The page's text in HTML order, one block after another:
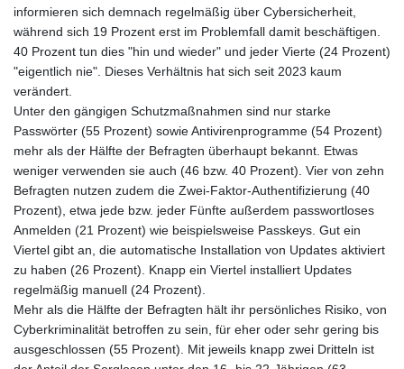
JEP 0.856369
JOD 0.816908
4683.238048
KMF 491.993323
LAK
26082.966454
LBP
103373.346556
informieren sich demnach regelmäßig über Cybersicherheit,
während sich 19 Prozent erst im Problemfall damit beschäftigen.
40 Prozent tun dies "hin und wieder" und jeder Vierte (24 Prozent)
"eigentlich nie". Dieses Verhältnis hat sich seit 2023 kaum
verändert.
Unter den gängigen Schutzmaßnahmen sind nur starke
Passwörter (55 Prozent) sowie Antivirenprogramme (54 Prozent)
mehr als der Hälfte der Befragten überhaupt bekannt. Etwas
weniger verwenden sie auch (46 bzw. 40 Prozent). Vier von zehn
Befragten nutzen zudem die Zwei-Faktor-Authentifizierung (40
Prozent), etwa jede bzw. jeder Fünfte außerdem passwortloses
Anmelden (21 Prozent) wie beispielsweise Passkeys. Gut ein
Viertel gibt an, die automatische Installation von Updates aktiviert
zu haben (26 Prozent). Knapp ein Viertel installiert Updates
regelmäßig manuell (24 Prozent).
Mehr als die Hälfte der Befragten hält ihr persönliches Risiko, von
Cyberkriminalität betroffen zu sein, für eher oder sehr gering bis
ausgeschlossen (55 Prozent). Mit jeweils knapp zwei Dritteln ist